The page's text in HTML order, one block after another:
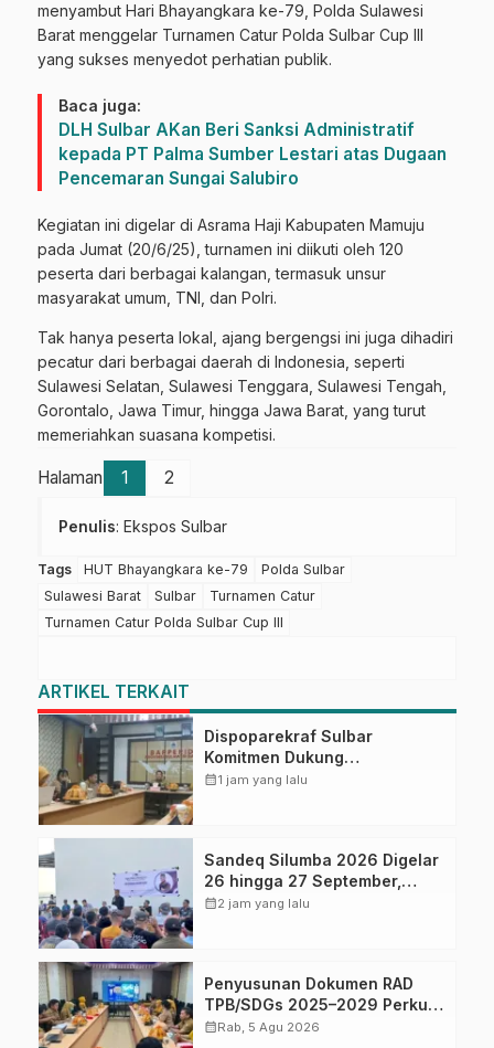
menyambut Hari Bhayangkara ke-79, Polda Sulawesi
Barat menggelar Turnamen Catur Polda Sulbar Cup III
yang sukses menyedot perhatian publik.
Baca juga:
DLH Sulbar AKan Beri Sanksi Administratif
kepada PT Palma Sumber Lestari atas Dugaan
Pencemaran Sungai Salubiro
Kegiatan ini digelar di Asrama Haji Kabupaten Mamuju
pada Jumat (20/6/25), turnamen ini diikuti oleh 120
peserta dari berbagai kalangan, termasuk unsur
masyarakat umum, TNI, dan Polri.
Tak hanya peserta lokal, ajang bergengsi ini juga dihadiri
pecatur dari berbagai daerah di Indonesia, seperti
Sulawesi Selatan, Sulawesi Tenggara, Sulawesi Tengah,
Gorontalo, Jawa Timur, hingga Jawa Barat, yang turut
memeriahkan suasana kompetisi.
Halaman 1 2
Penulis: Ekspos Sulbar
Tags HUT Bhayangkara ke-79
Polda Sulbar
Sulawesi Barat
Sulbar
Turnamen Catur
Turnamen Catur Polda Sulbar Cup III
ARTIKEL TERKAIT
Dispoparekraf Sulbar
Komitmen Dukung
Penyusunan RAD TPB/SDGs
calendar_month1 jam yang lalu
Sandeq Silumba 2026 Digelar
26 hingga 27 September,
Rangkaian HUT Sulbar
calendar_month2 jam yang lalu
Penyusunan Dokumen RAD
TPB/SDGs 2025–2029 Perkuat
Arah Pembangunan
calendar_monthRab, 5 Agu 2026